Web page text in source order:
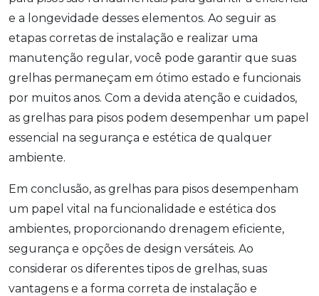
e a longevidade desses elementos. Ao seguir as
etapas corretas de instalação e realizar uma
manutenção regular, você pode garantir que suas
grelhas permaneçam em ótimo estado e funcionais
por muitos anos. Com a devida atenção e cuidados,
as grelhas para pisos podem desempenhar um papel
essencial na segurança e estética de qualquer
ambiente.
Em conclusão, as grelhas para pisos desempenham
um papel vital na funcionalidade e estética dos
ambientes, proporcionando drenagem eficiente,
segurança e opções de design versáteis. Ao
considerar os diferentes tipos de grelhas, suas
vantagens e a forma correta de instalação e